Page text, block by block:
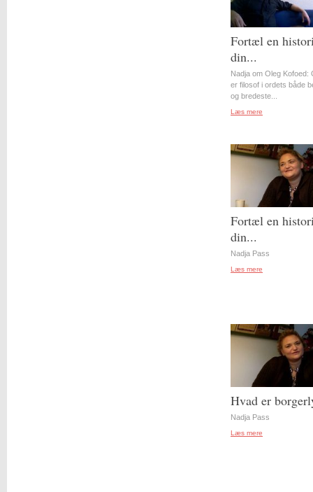
Fortæl en
din...
Nadja om Oleg Kofoed:
er filosof i ordets både
og bredeste...
Læs mere
Fortæl en
din...
Nadja Pass
Læs mere
Hvad er
Nadja Pass
Læs mere